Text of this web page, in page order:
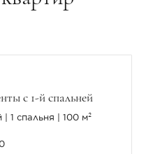
с 1-й спальней
1 спальня 100 м²